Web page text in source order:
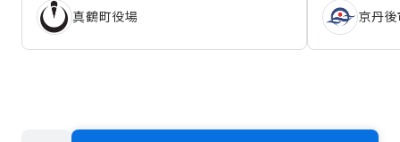
真鶴町役場 京丹